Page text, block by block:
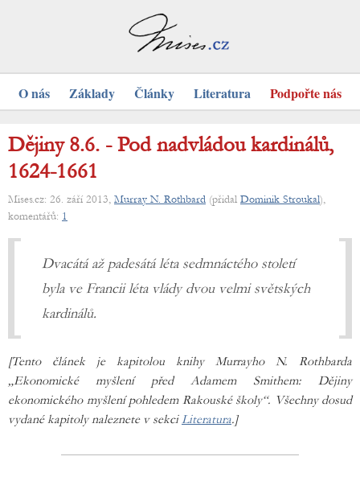
O nás Základy Články Literatura Podpořte nás
Dějiny 8.6. - Pod nadvládou kardinálů,
1624-1661
Mises.cz: 26. září 2013, Murray N. Rothbard (přidal Dominik Stroukal),
komentářů: 1
Dvacátá až padesátá léta sedmnáctého století
byla ve Francii léta vlády dvou velmi světských
kardinálů.
[Tento článek je kapitolou knihy Murrayho N. Rothbarda
„Ekonomické myšlení před Adamem Smithem: Dějiny
ekonomického myšlení pohledem Rakouské školy“. Všechny dosud
vydané kapitoly naleznete v sekciLiteratura.]